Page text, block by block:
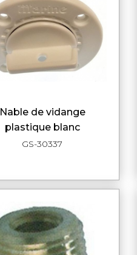
APERÇU RAPIDE
nable de vidange
plastique blanc
GS-30337